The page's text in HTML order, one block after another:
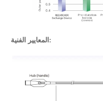
المعايير الفنية: